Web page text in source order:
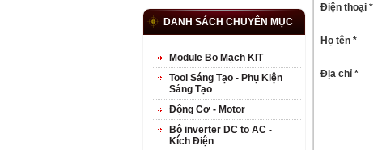
Điện thoại *
Họ tên *
Địa chỉ *
DANH SÁCH CHUYÊN MỤC
Module Bo Mạch KIT
Tool Sáng Tạo - Phụ Kiện
Sáng Tạo
Động Cơ - Motor
Bộ inverter DC to AC -
Kích Điện